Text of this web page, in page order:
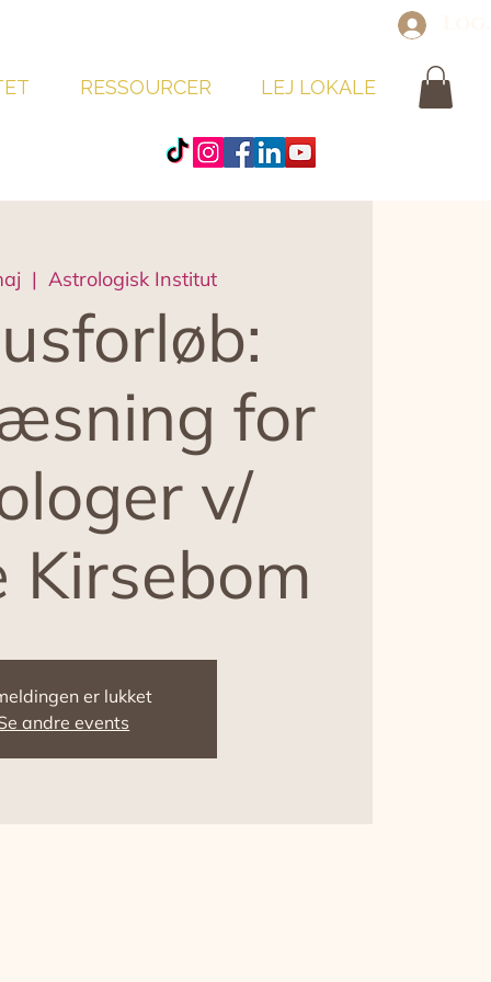
RESSOURCER LEJ LOKALE
  |
Astrologisk Institut
for
v/
Kirsebom
er lukket
andre events